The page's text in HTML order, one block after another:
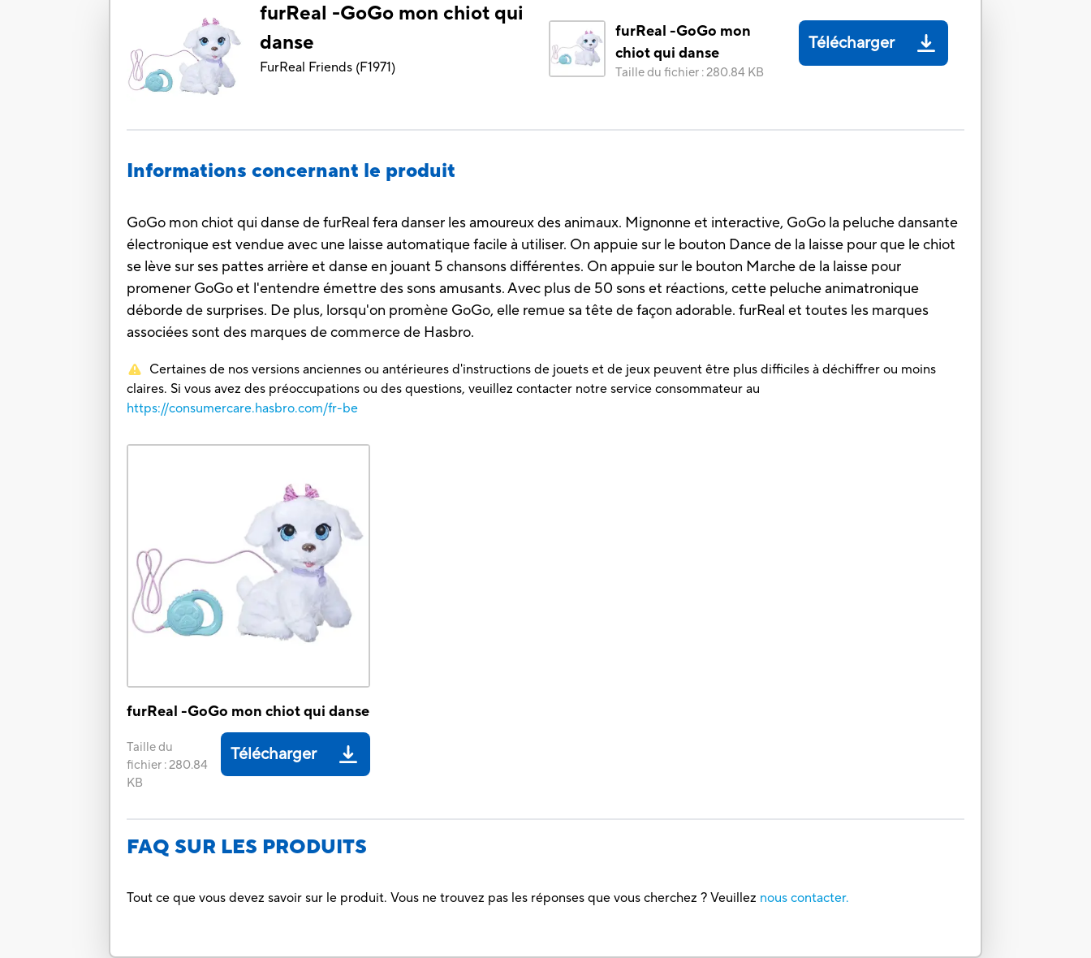
furReal -GoGo mon chiot qui
danse
FurReal Friends (F1971)
furReal -GoGo mon
chiot qui danse
Taille du fichier :280.84 KB
Télécharger
Informations concernant le produit
GoGo mon chiot qui danse de furReal fera danser les amoureux des animaux. Mignonne et interactive, GoGo la peluche dansante
électronique est vendue avec une laisse automatique facile à utiliser. On appuie sur le bouton Dance de la laisse pour que le chiot
se lève sur ses pattes arrière et danse en jouant 5 chansons différentes. On appuie sur le bouton Marche de la laisse pour
promener GoGo et l'entendre émettre des sons amusants. Avec plus de 50 sons et réactions, cette peluche animatronique
déborde de surprises. De plus, lorsqu'on promène GoGo, elle remue sa tête de façon adorable. furReal et toutes les marques
associées sont des marques de commerce de Hasbro.
Certaines de nos versions anciennes ou antérieures d'instructions de jouets et de jeux peuvent être plus difficiles à déchiffrer ou moins
claires. Si vous avez des préoccupations ou des questions, veuillez contacter notre service consommateur au
https://consumercare.hasbro.com/fr-be
furReal -GoGo mon chiot qui danse
Taille du
fichier :280.84
KB
Télécharger
FAQ SUR LES PRODUITS
Tout ce que vous devez savoir sur le produit. Vous ne trouvez pas les réponses que vous cherchez ? Veuillez nous contacter.